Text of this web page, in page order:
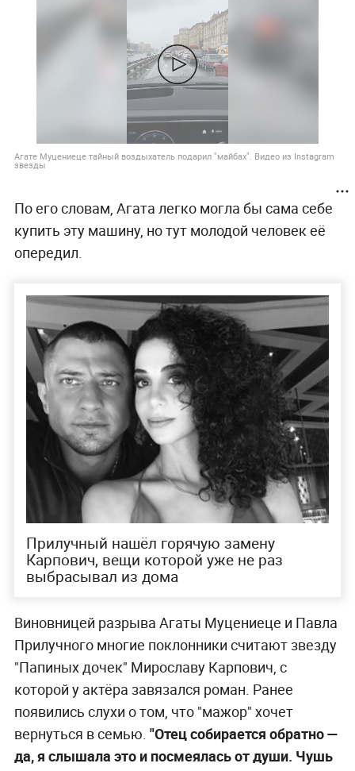
Агате Муцениеце тайный воздыхатель подарил "майбах". Видео из Instagram
звезды
По его словам, Агата легко могла бы сама себе
купить эту машину, но тут молодой человек её
опередил.
Прилучный нашёл горячую замену
Карпович, вещи которой уже не раз
выбрасывал из дома
Виновницей разрыва Агаты Муцениеце и Павла
Прилучного многие поклонники считают звезду
"Папиных дочек" Мирославу Карпович, с
которой у актёра завязался роман. Ранее
появились слухи о том, что "мажор" хочет
вернуться в семью. "Отец собирается обратно —
да, я слышала это и посмеялась от души. Чушь